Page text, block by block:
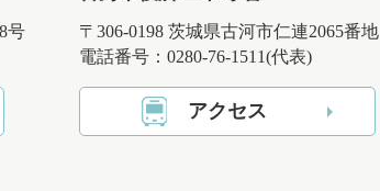
号
〒306-0198 茨城県古河市仁連2065番地
電話番号：0280-76-1511(代表)
アクセス